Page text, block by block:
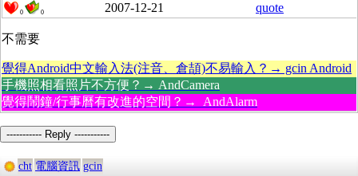
0 0 2007-12-21 quote
不需要
覺得Android中文輸入法(注音、倉頡)不易輸入？→ gcin Android
手機照相看照片不方便？→ AndCamera
覺得鬧鐘/行事曆有改進的空間？→ AndAlarm
----------- Reply -----------
cht 電腦資訊 gcin